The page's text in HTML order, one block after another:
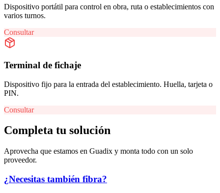
Dispositivo portátil para control en obra, ruta o establecimientos con
varios turnos.
Consultar
Terminal de fichaje
Dispositivo fijo para la entrada del establecimiento. Huella, tarjeta o
PIN.
Consultar
Completa tu solución
Aprovecha que estamos en Guadix y monta todo con un solo
proveedor.
¿Necesitas también fibra?